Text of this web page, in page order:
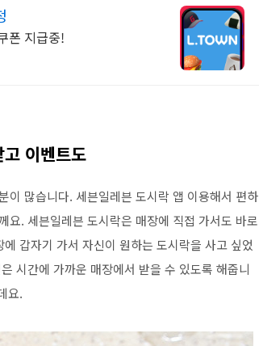
폰 지급중!
이벤트도
이 많습니다. 세븐일레븐 도시락 앱 이용해서 편하
요. 세븐일레븐 도시락은 매장에 직접 가서도 바로
갑자기 가서 자신이 원하는 도시락을 사고 싶었
시간에 가까운 매장에서 받을 수 있도록 해줍니
요.